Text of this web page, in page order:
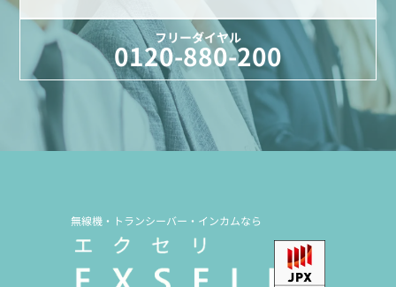
フリーダイヤル
0120-880-200
無線機・トランシーバー・インカムなら